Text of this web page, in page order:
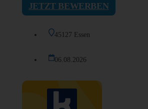
JETZT BEWERBEN
45127 Essen
06.08.2026